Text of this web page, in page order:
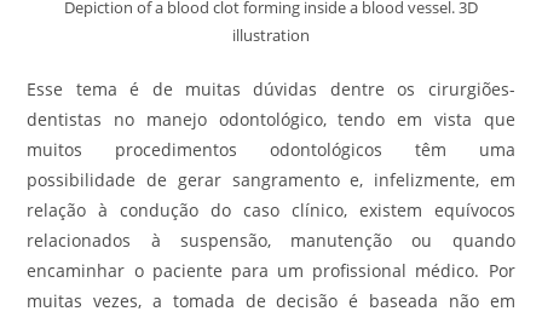
Depiction of a blood clot forming inside a blood vessel. 3D
illustration
Esse tema é de muitas dúvidas dentre os cirurgiões-
dentistas no manejo odontológico, tendo em vista que
muitos procedimentos odontológicos têm uma
possibilidade de gerar sangramento e, infelizmente, em
relação à condução do caso clínico, existem equívocos
relacionados à suspensão, manutenção ou quando
encaminhar o paciente para um profissional médico. Por
muitas vezes, a tomada de decisão é baseada não em